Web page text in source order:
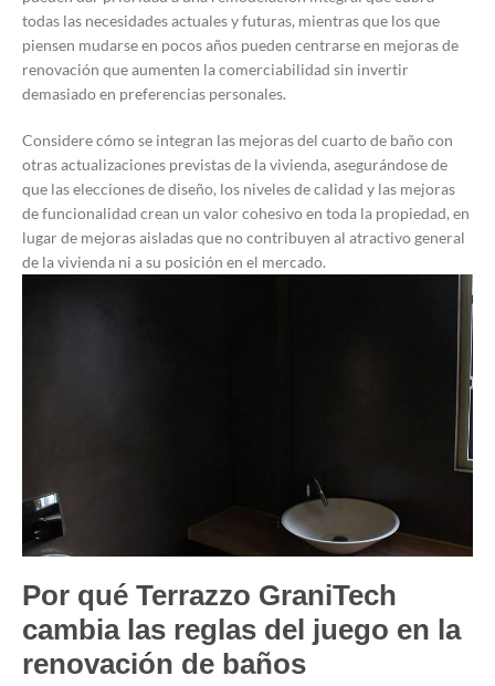
todas las necesidades actuales y futuras, mientras que los que
piensen mudarse en pocos años pueden centrarse en mejoras de
renovación que aumenten la comerciabilidad sin invertir
demasiado en preferencias personales.
Considere cómo se integran las mejoras del cuarto de baño con
otras actualizaciones previstas de la vivienda, asegurándose de
que las elecciones de diseño, los niveles de calidad y las mejoras
de funcionalidad crean un valor cohesivo en toda la propiedad, en
lugar de mejoras aisladas que no contribuyen al atractivo general
de la vivienda ni a su posición en el mercado.
Por qué Terrazzo GraniTech
cambia las reglas del juego en la
renovación de baños